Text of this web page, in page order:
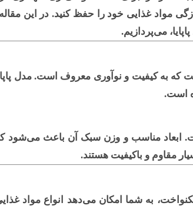
مواد غذایی خود را حفظ کنید. در این
، می‌پردازیم.
که به کیفیت و نوآوری معروف است. مدل
است.
ابعاد مناسب و وزن سبک آن باعث می‌شود
مقاوم و باکیفیت هستند.
به شما امکان می‌دهد انواع مواد